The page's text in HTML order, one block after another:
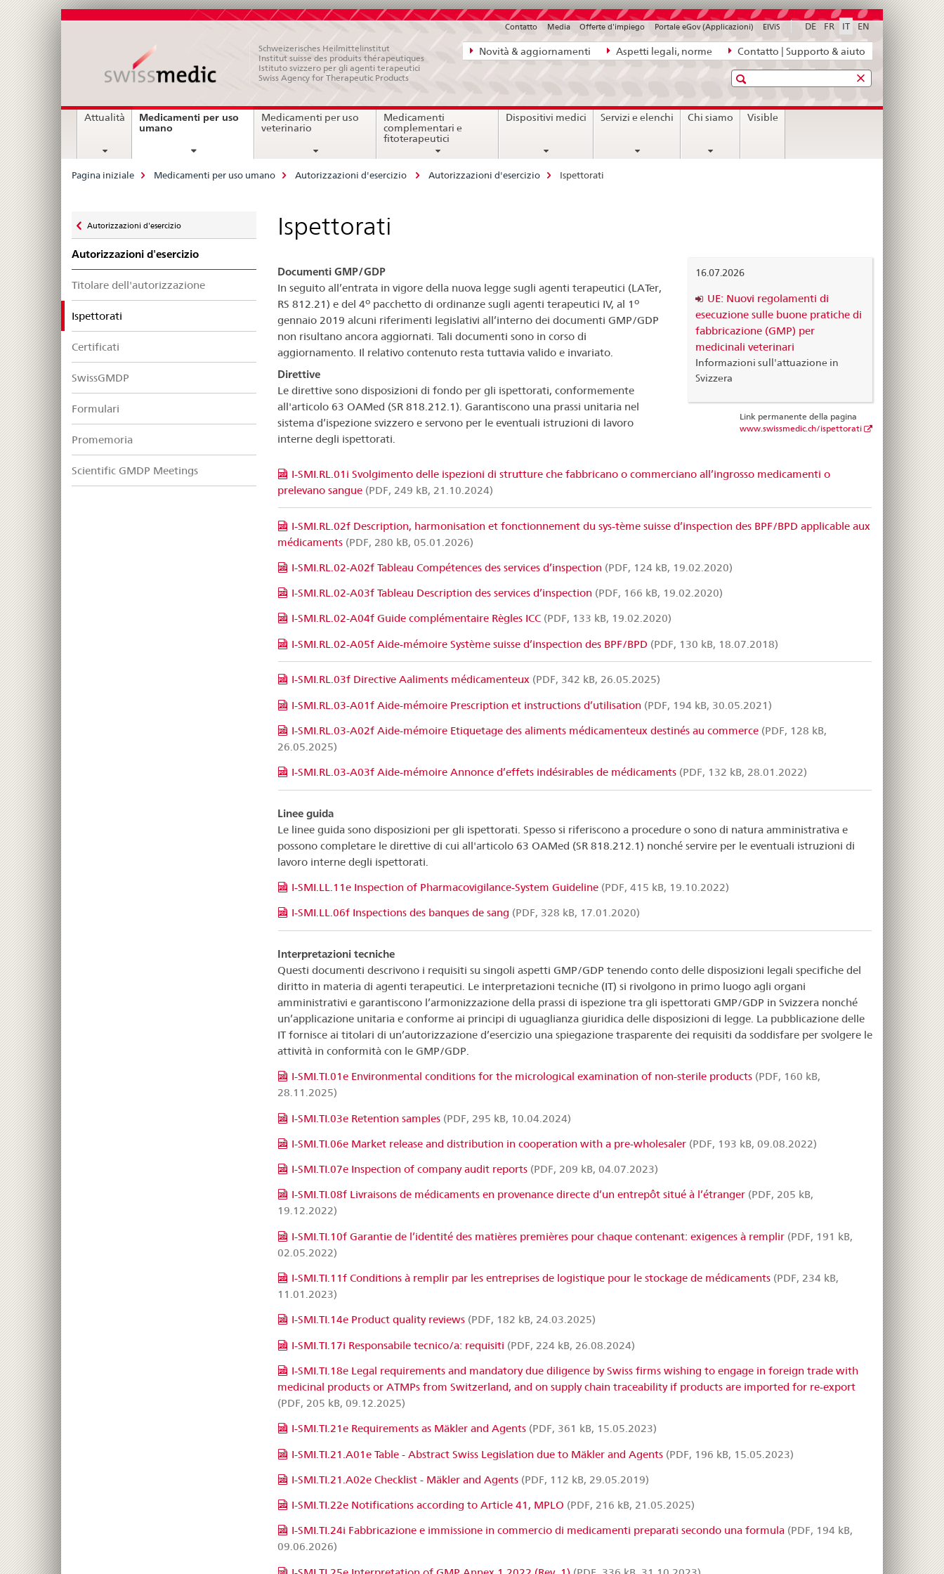
Navigazione
diretta:
aspetti
Novità & aggiornamenti Aspetti legali, norme Contatto | Supporto & aiuto
DE FR IT EN
Contatto Media Offerte d'impiego Portale eGov (Applicazioni) ElViS
Schweizerisches Heilmittelinstitut
Institut suisse des produits thérapeutiques
Istituto svizzero per gli agenti terapeutici
Swiss Agency for Therapeutic Products
Ricerca
Navigation
Attualità
Medicamenti per uso
umanocurrent
Medicamenti per uso
veterinario
Medicamenti
complementari e
fitoterapeutici
Dispositivi medici Servizi e elenchi Chi siamo Visible
Breadcrumb
Pagina iniziale Medicamenti per uso umano Autorizzazioni d'esercizio Autorizzazioni d'esercizio Ispettorati
zu
Autorizzazioni d'esercizio
Autorizzazioni d'esercizio
Titolare dell'autorizzazione
Ispettorati
Certificati
SwissGMDP
Formulari
Promemoria
Scientific GMDP Meetings
Ispettorati
Documenti GMP/GDP
In seguito all’entrata in vigore della nuova legge sugli agenti terapeutici (LATer,
RS 812.21) e del 4opacchetto di ordinanze sugli agenti terapeutici IV, al 1 o
gennaio 2019 alcuni riferimenti legislativi all’interno dei documenti GMP/GDP
non risultano ancora aggiornati. Tali documenti sono in corso di
aggiornamento. Il relativo contenuto resta tuttavia valido e invariato.
Direttive
Le direttive sono disposizioni di fondo per gli ispettorati, conformemente
all'articolo 63 OAMed (SR 818.212.1). Garantiscono una prassi unitaria nel
sistema d’ispezione svizzero e servono per le eventuali istruzioni di lavoro
interne degli ispettorati.
16.07.2026
UE: Nuovi regolamenti di
esecuzione sulle buone pratiche di
fabbricazione (GMP) per
medicinali veterinari
Informazioni sull'attuazione in
Svizzera
Link permanente della pagina
www.swissmedic.ch/ispettorati
I-SMI.RL.01i Svolgimento delle ispezioni di strutture che fabbricano o commerciano all’ingrosso medicamenti o
prelevano sangue(PDF, 249 kB, 21.10.2024)
I-SMI.RL.02f Description, harmonisation et fonctionnement du sys-tème suisse d’inspection des BPF/BPD applicable aux
médicaments(PDF, 280 kB, 05.01.2026)
I-SMI.RL.02-A02f Tableau Compétences des services d’inspection (PDF, 124 kB, 19.02.2020)
I-SMI.RL.02-A03f Tableau Description des services d’inspection (PDF, 166 kB, 19.02.2020)
I-SMI.RL.02-A04f Guide complémentaire Règles ICC(PDF, 133 kB, 19.02.2020)
I-SMI.RL.02-A05f Aide-mémoire Système suisse d’inspection des BPF/BPD (PDF, 130 kB, 18.07.2018)
I-SMI.RL.03f Directive Aaliments médicamenteux(PDF, 342 kB, 26.05.2025)
I-SMI.RL.03-A01f Aide-mémoire Prescription et instructions d’utilisation (PDF, 194 kB, 30.05.2021)
I-SMI.RL.03-A02f Aide-mémoire Etiquetage des aliments médicamenteux destinés au commerce(PDF, 128 kB,
26.05.2025)
I-SMI.RL.03-A03f Aide-mémoire Annonce d’effets indésirables de médicaments(PDF, 132 kB, 28.01.2022)
Linee guida
Le linee guida sono disposizioni per gli ispettorati. Spesso si riferiscono a procedure o sono di natura amministrativa e
possono completare le direttive di cui all'articolo 63 OAMed (SR 818.212.1) nonché servire per le eventuali istruzioni di
lavoro interne degli ispettorati.
I-SMI.LL.11e Inspection of Pharmacovigilance-System Guideline(PDF, 415 kB, 19.10.2022)
I-SMI.LL.06f Inspections des banques de sang (PDF, 328 kB, 17.01.2020)
Interpretazioni tecniche
Questi documenti descrivono i requisiti su singoli aspetti GMP/GDP tenendo conto delle disposizioni legali specifiche del
diritto in materia di agenti terapeutici. Le interpretazioni tecniche (IT) si rivolgono in primo luogo agli organi
amministrativi e garantiscono l’armonizzazione della prassi di ispezione tra gli ispettorati GMP/GDP in Svizzera nonché
un’applicazione unitaria e conforme ai principi di uguaglianza giuridica delle disposizioni di legge. La pubblicazione delle
IT fornisce ai titolari di un’autorizzazione d’esercizio una spiegazione trasparente dei requisiti da soddisfare per svolgere le
attività in conformità con le GMP/GDP.
I-SMI.TI.01e Environmental conditions for the micrological examination of non-sterile products(PDF, 160 kB,
28.11.2025)
I-SMI.TI.03e Retention samples(PDF, 295 kB, 10.04.2024)
I-SMI.TI.06e Market release and distribution in cooperation with a pre-wholesaler(PDF, 193 kB, 09.08.2022)
I-SMI.TI.07e Inspection of company audit reports(PDF, 209 kB, 04.07.2023)
I-SMI.TI.08f Livraisons de médicaments en provenance directe d’un entrepôt situé à l’étranger(PDF, 205 kB,
19.12.2022)
I-SMI.TI.10f Garantie de l’identité des matières premières pour chaque contenant: exigences à remplir(PDF, 191 kB,
02.05.2022)
I-SMI.TI.11f Conditions à remplir par les entreprises de logistique pour le stockage de médicaments(PDF, 234 kB,
11.01.2023)
I-SMI.TI.14e Product quality reviews(PDF, 182 kB, 24.03.2025)
I-SMI.TI.17i Responsabile tecnico/a: requisiti (PDF, 224 kB, 26.08.2024)
I-SMI.TI.18e Legal requirements and mandatory due diligence by Swiss firms wishing to engage in foreign trade with
medicinal products or ATMPs from Switzerland, and on supply chain traceability if products are imported for re-export
(PDF, 205 kB, 09.12.2025)
I-SMI.TI.21e Requirements as Mäkler and Agents(PDF, 361 kB, 15.05.2023)
I-SMI.TI.21.A01e Table - Abstract Swiss Legislation due to Mäkler and Agents(PDF, 196 kB, 15.05.2023)
I-SMI.TI.21.A02e Checklist - Mäkler and Agents(PDF, 112 kB, 29.05.2019)
I-SMI.TI.22e Notifications according to Article 41, MPLO (PDF, 216 kB, 21.05.2025)
I-SMI.TI.24i Fabbricazione e immissione in commercio di medicamenti preparati secondo una formula(PDF, 194 kB,
09.06.2026)